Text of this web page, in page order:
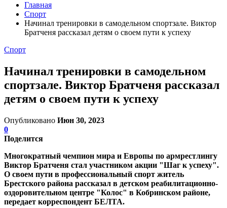
Главная
Спорт
Начинал тренировки в самодельном спортзале. Виктор
Братченя рассказал детям о своем пути к успеху
Спорт
Начинал тренировки в самодельном
спортзале. Виктор Братченя рассказал
детям о своем пути к успеху
Опубликовано Июн 30, 2023
0
Поделится
Многократный чемпион мира и Европы по армрестлингу
Виктор Братченя стал участником акции "Шаг к успеху".
О своем пути в профессиональный спорт житель
Брестского района рассказал в детском реабилитационно-
оздоровительном центре "Колос" в Кобринском районе,
передает корреспондент БЕЛТА.